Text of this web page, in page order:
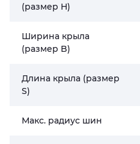
(размер H)
Ширина крыла
(размер B)
Длина крыла (размер
S)
Макс. радиус шин